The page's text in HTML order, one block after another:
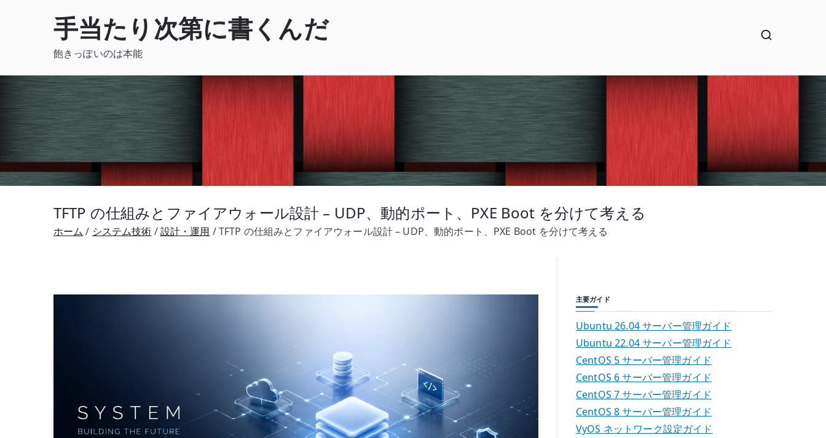
手当たり次第に書くんだ
飽きっぽいのは本能
TFTP の仕組みとファイアウォール設計 – UDP、動的ポート、PXE Boot を分けて考える
ホーム システム技術 設計・運用 TFTP の仕組みとファイアウォール設計 – UDP、動的ポート、PXE Boot を分けて考える
主要ガイド
Ubuntu 26.04 サーバー管理ガイド
Ubuntu 22.04 サーバー管理ガイド
CentOS 5 サーバー管理ガイド
CentOS 6 サーバー管理ガイド
CentOS 7 サーバー管理ガイド
CentOS 8 サーバー管理ガイド
VyOS ネットワーク設定ガイド